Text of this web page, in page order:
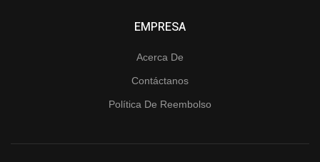
EMPRESA
Acerca De
Contáctanos
Política De Reembolso